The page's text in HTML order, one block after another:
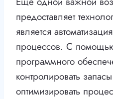
предоставляет
является
процессов. С
программного
контролировать
оптимизировать